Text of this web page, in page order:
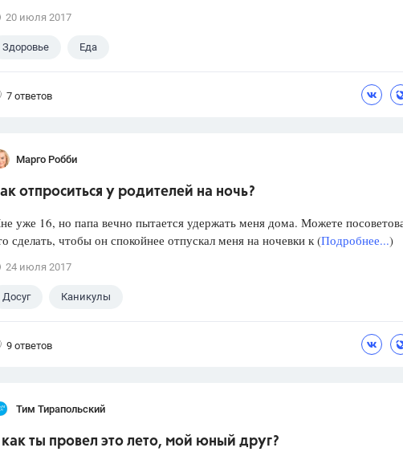
20 июля 2017
Здоровье Еда
7 ответов
Марго Робби
отпроситься у родителей на ночь?
уже 16, но папа вечно пытается удержать меня дома. Можете
сделать, чтобы он спокойнее отпускал меня на ночевки к (Подробнее...)
24 июля 2017
Досуг Каникулы
9 ответов
Тим Тирапольский
как ты провел это лето, мой юный друг?